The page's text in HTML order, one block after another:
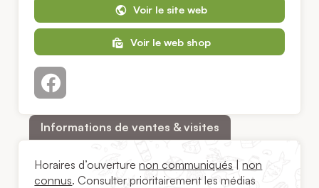
Voir le site web
Voir le web shop
Informations de ventes & visites
Horaires d’ouverturenon communiqués |non
connus. Consulter prioritairement les médias